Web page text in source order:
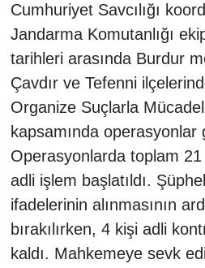
Cumhuriyet Savcılığı
Jandarma Komutanlığı
tarihleri arasında Burdur
Çavdır ve Tefenni
Organize Suçlarla
kapsamında operasyonlar
Operasyonlarda toplam 21
adli işlem başlatıldı.
ifadelerinin alınmasının
bırakılırken, 4 kişi adli
kaldı. Mahkemeye sevk